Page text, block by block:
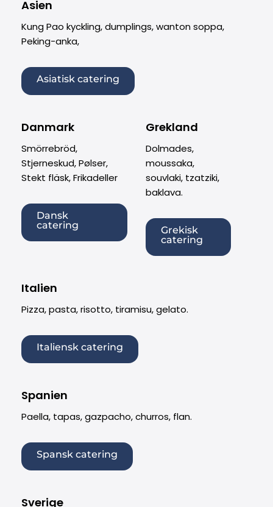
Asien
Kung Pao kyckling, dumplings, wanton soppa,
Peking-anka,
Asiatisk catering
Danmark
Smörrebröd,
Stjerneskud, Pølser,
Stekt fläsk, Frikadeller
Dansk
catering
Grekland
Dolmades,
moussaka,
souvlaki, tzatziki,
baklava.
Grekisk
catering
Italien
Pizza, pasta, risotto, tiramisu, gelato.
Italiensk catering
Spanien
Paella, tapas, gazpacho, churros, flan.
Spansk catering
Sverige